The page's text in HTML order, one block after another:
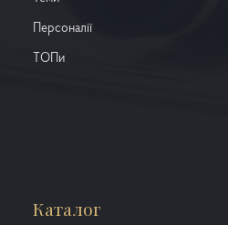
Персоналії
ТОПи
Каталог